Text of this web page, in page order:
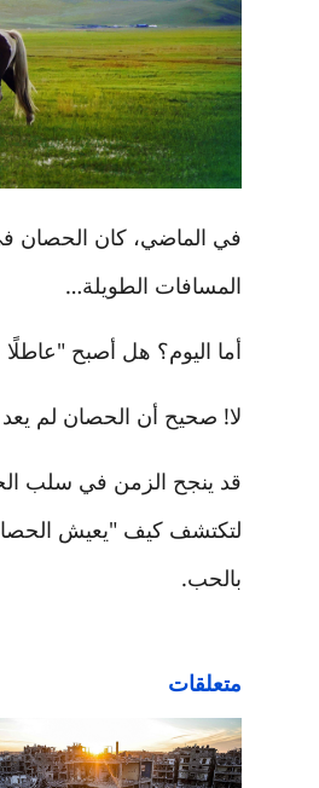
في الماضي، كان الحصان
المسافات الطويلة…
أما اليوم؟ هل أصبح
لا! صحيح أن الحصان لم يعد
قد ينجح الزمن في سلب
لتكتشف كيف "يعيش الحصان
بالحب.
متعلقات